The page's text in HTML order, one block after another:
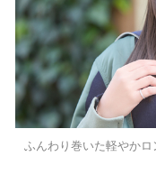
ふんわり巻いた軽やか